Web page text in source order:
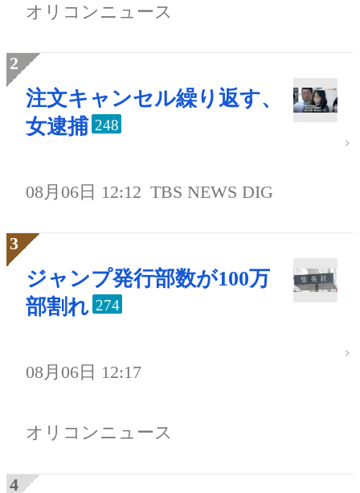
オリコンニュース
注文キャンセル繰り返す、
女逮捕 248
08月06日 12:12 TBS NEWS DIG
ジャンプ発行部数が100万
部割れ 274
08月06日 12:17
オリコンニュース